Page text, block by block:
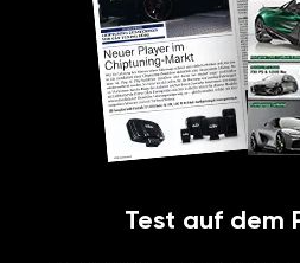
Test auf dem